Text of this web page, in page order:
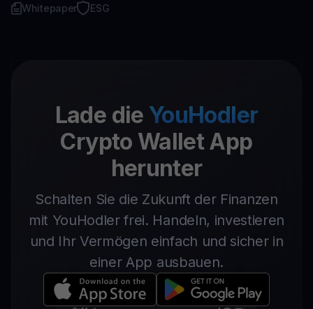
Whitepaper ESG
Lade die YouHodler
Crypto Wallet App
herunter
Schalten Sie die Zukunft der Finanzen
mit YouHodler frei. Handeln, investieren
und Ihr Vermögen einfach und sicher in
einer App ausbauen.